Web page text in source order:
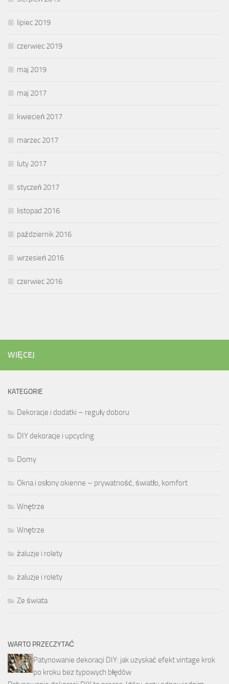
lipiec 2019
czerwiec 2019
maj 2019
maj 2017
kwiecień 2017
marzec 2017
luty 2017
styczeń 2017
listopad 2016
październik 2016
wrzesień 2016
czerwiec 2016
WIĘCEJ
KATEGORIE
Dekoracje i dodatki – reguły doboru
DIY dekoracje i upcycling
Domy
Okna i osłony okienne – prywatność, światło, komfort
Wnętrze
Wnętrze
żaluzje i rolety
żaluzje i rolety
Ze świata
WARTO PRZECZYTAĆ
Patynowanie dekoracji DIY: jak uzyskać efekt vintage krok
po kroku bez typowych błędów